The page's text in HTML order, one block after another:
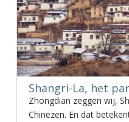
Shangri-La, het
Zhongdian zeggen wij,
Chinezen. En dat